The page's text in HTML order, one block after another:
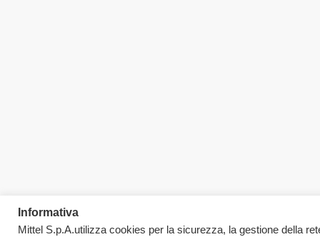
Informativa
Mittel S.p.A.utilizza cookies per la sicurezza, la gestione della